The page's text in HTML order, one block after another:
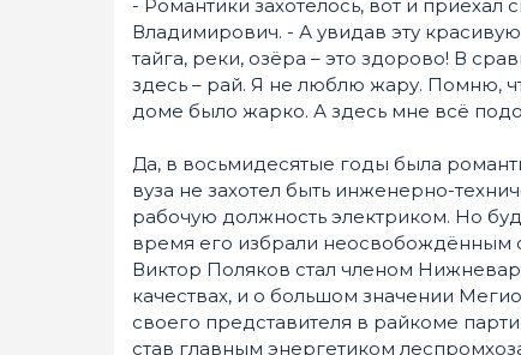
- Романтики захотелось, вот и
Владимирович. - А увидав эту красивую
тайга, реки, озёра – это здорово! В
здесь – рай. Я не люблю жару. Помню,
доме было жарко. А здесь мне всё
Да, в восьмидесятые годы была
вуза не захотел быть инженерно-
рабочую должность электриком. Но
время его избрали неосвобождённым
Виктор Поляков стал членом
качествах, и о большом значении
своего представителя в райкоме
став главным энергетиком